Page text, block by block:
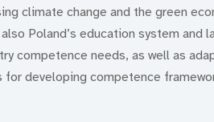
climate change and the green
Poland’s education system and
competence needs, as well as
developing competence